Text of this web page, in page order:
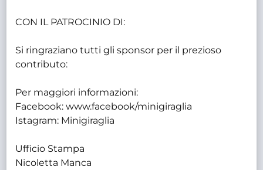
CON IL PATROCINIO DI:
Si ringraziano tutti gli sponsor per il prezioso
contributo:
Per maggiori informazioni:
Facebook: www.facebook/minigiraglia
Istagram: Minigiraglia
Ufficio Stampa
Nicoletta Manca